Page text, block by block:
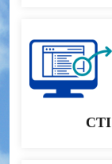
CTI